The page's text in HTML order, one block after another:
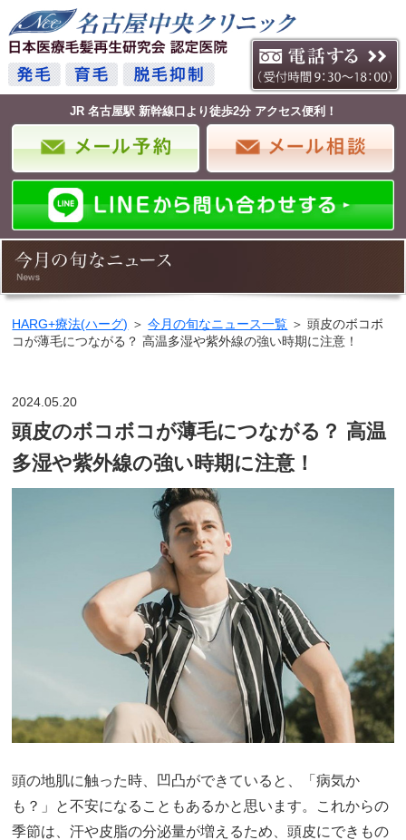
JR 名古屋駅 新幹線口より徒歩2分 アクセス便利！
HARG+療法(ハーグ) ＞今月の旬なニュース一覧 ＞ 頭皮のボコボ
コが薄毛につながる？ 高温多湿や紫外線の強い時期に注意！
2024.05.20
頭皮のボコボコが薄毛につながる？ 高温
多湿や紫外線の強い時期に注意！
頭の地肌に触った時、凹凸ができていると、「病気か
も？」と不安になることもあるかと思います。これからの
季節は、汗や皮脂の分泌量が増えるため、頭皮にできもの